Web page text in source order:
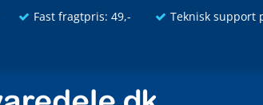
Fast fragtpris: 49,- Teknisk support